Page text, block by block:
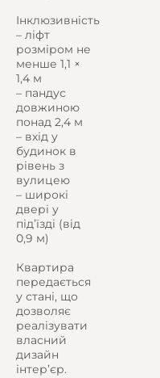
Інклюзивність
– ліфт
розміром не
менше 1,1 ×
1,4 м
– пандус
довжиною
понад 2,4 м
– вхід у
будинок в
рівень з
вулицею
– широкі
двері у
під’їзді (від
0,9 м)
Квартира
передається
у стані, що
дозволяє
реалізувати
власний
дизайн
інтер’єр.